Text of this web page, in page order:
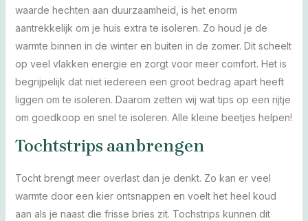
waarde hechten aan duurzaamheid, is het enorm
aantrekkelijk om je huis extra te isoleren. Zo houd je de
warmte binnen in de winter en buiten in de zomer. Dit scheelt
op veel vlakken energie en zorgt voor meer comfort. Het is
begrijpelijk dat niet iedereen een groot bedrag apart heeft
liggen om te isoleren. Daarom zetten wij wat tips op een rijtje
om goedkoop en snel te isoleren. Alle kleine beetjes helpen!
Tochtstrips aanbrengen
Tocht brengt meer overlast dan je denkt. Zo kan er veel
warmte door een kier ontsnappen en voelt het heel koud
aan als je naast die frisse bries zit. Tochstrips kunnen dit